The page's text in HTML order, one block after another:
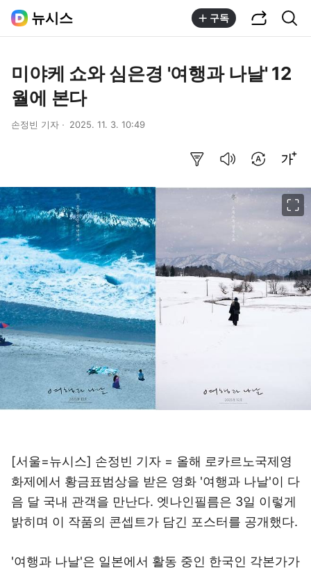
뉴시스 구독
미야케 쇼와 심은경 '여행과 나날' 12
월에 본다
손정빈 기자 2025. 11. 3. 10:49
[서울=뉴시스] 손정빈 기자 = 올해 로카르노국제영
화제에서 황금표범상을 받은 영화 '여행과 나날'이 다
음 달 국내 관객을 만난다. 엣나인필름은 3일 이렇게
밝히며 이 작품의 콘셉트가 담긴 포스터를 공개했다.
'여행과 나날'은 일본에서 활동 중인 한국인 각본가가